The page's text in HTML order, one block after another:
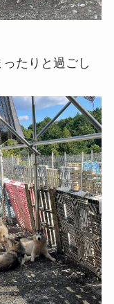
たりと過ごし